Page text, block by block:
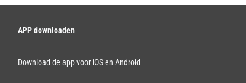
APP downloaden
Download de app voor iOS en Android